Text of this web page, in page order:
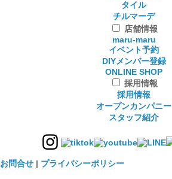
タイル
チルマーデ
店舗情報
maru-maru
イベント予約
DIYメンバー登録
ONLINE SHOP
採用情報
採用情報
オープンカンパニー
スタッフ紹介
お問合せ | プライバシーポリシー